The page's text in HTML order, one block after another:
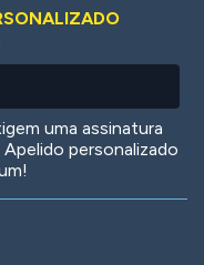
uma assinatura
personalizado